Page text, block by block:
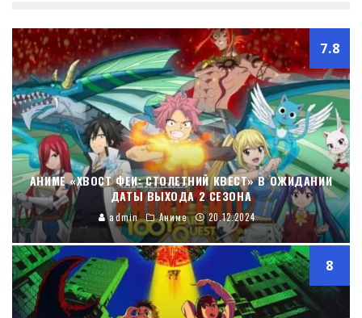
7.8
АНИМЕ «ХВОСТ ФЕИ: СТОЛЕТНИЙ КВЕСТ» В ОЖИДАНИИ
ДАТЫ ВЫХОДА 2 СЕЗОНА
admin Аниме 20.12.2024
8